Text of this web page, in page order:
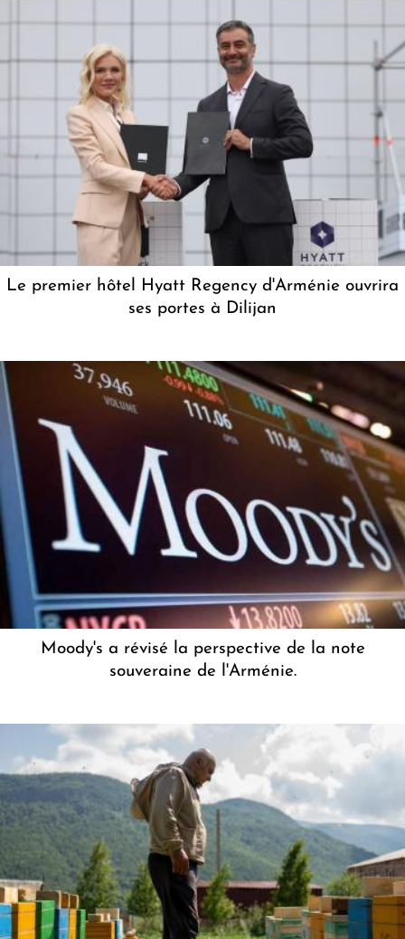
Le premier hôtel Hyatt Regency d'Arménie ouvrira
ses portes à Dilijan
Moody's a révisé la perspective de la note
souveraine de l'Arménie.